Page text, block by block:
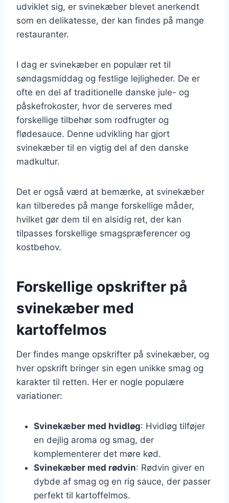
udviklet sig, er svinekæber blevet anerkendt
som en delikatesse, der kan findes på mange
restauranter.
I dag er svinekæber en populær ret til
søndagsmiddag og festlige lejligheder. De er
ofte en del af traditionelle danske jule- og
påskefrokoster, hvor de serveres med
forskellige tilbehør som rodfrugter og
flødesauce. Denne udvikling har gjort
svinekæber til en vigtig del af den danske
madkultur.
Det er også værd at bemærke, at svinekæber
kan tilberedes på mange forskellige måder,
hvilket gør dem til en alsidig ret, der kan
tilpasses forskellige smagspræferencer og
kostbehov.
Forskellige opskrifter på
svinekæber med
kartoffelmos
Der findes mange opskrifter på svinekæber, og
hver opskrift bringer sin egen unikke smag og
karakter til retten. Her er nogle populære
variationer:
Svinekæber med hvidløg: Hvidløg tilføjer
en dejlig aroma og smag, der
komplementerer det møre kød.
Svinekæber med rødvin: Rødvin giver en
dybde af smag og en rig sauce, der passer
perfekt til kartoffelmos.